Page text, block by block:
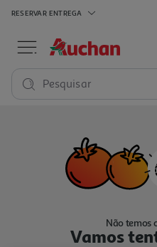
RESERVAR ENTREGA
Pesquisar
Não temos
Vamos